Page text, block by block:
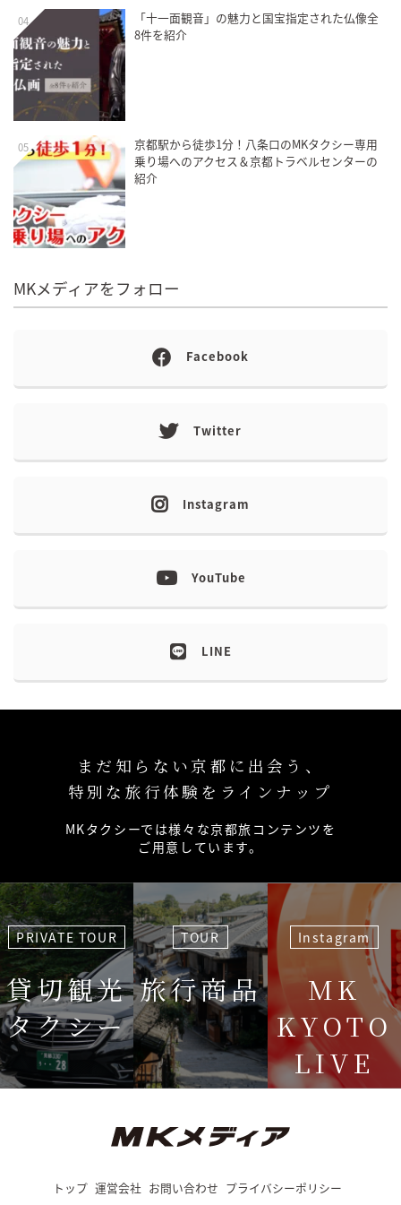
04
「十一面観音」の魅力と国宝指定された仏像全
8件を紹介
05
京都駅から徒歩1分！八条口のMKタクシー専用
乗り場へのアクセス＆京都トラベルセンターの
紹介
MKメディアをフォロー
Facebook
Twitter
Instagram
YouTube
LINE
まだ知らない京都に出会う、
特別な旅行体験をラインナップ
MKタクシーでは様々な京都旅コンテンツを
ご用意しています。
PRIVATE TOUR
貸切観光
タクシー
TOUR
旅行商品
Instagram
MK
KYOTO
LIVE
トップ 運営会社 お問い合わせ プライバシーポリシー